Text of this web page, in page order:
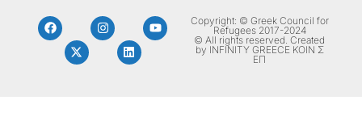
Copyright: © Greek Council for
Refugees 2017-2024
© All rights reserved. Created
by INFINITY GREECE ΚΟΙΝ Σ
ΕΠ